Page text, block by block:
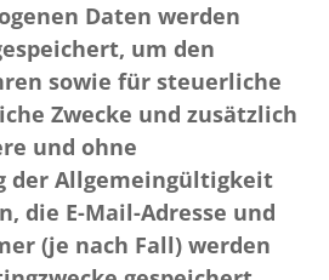
Daten werden
um den
sowie für steuerliche
Zwecke und zusätzlich
und ohne
der Allgemeingültigkeit
die E-Mail-Adresse und
(je nach Fall) werden